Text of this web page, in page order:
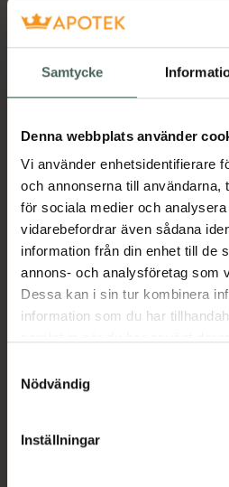
Samtycke
Denna webbplats använder
Vi använder enhetsidentifierare
och annonserna till användarna,
för sociala medier och
vidarebefordrar även sådana
information från din enhet till de
annons- och analysföretag som
Dessa kan i sin tur kombinera
information som du har
återkalla ditt samtycke via
cookieinställningar. Ett
lagligheten av behandling som
Nödvändig
Inställningar
Köp via ditt
Beskrivning
Läs alltid
användning.
EAN:00000020170042